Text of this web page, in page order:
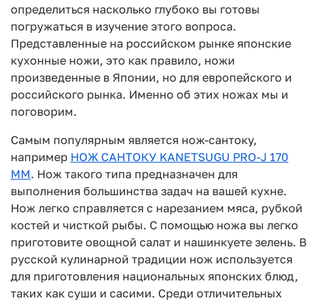
определиться насколько глубоко вы готовы
погружаться в изучение этого вопроса.
Представленные на российском рынке японские
кухонные ножи, это как правило, ножи
произведенные в Японии, но для европейского и
российского рынка. Именно об этих ножах мы и
поговорим.
Самым популярным является нож-сантоку,
например НОЖ САНТОКУ KANETSUGU PRO-J 170
ММ. Нож такого типа предназначен для
выполнения большинства задач на вашей кухне.
Нож легко справляется с нарезанием мяса, рубкой
костей и чисткой рыбы. С помощью ножа вы легко
приготовите овощной салат и нашинкуете зелень. В
русской кулинарной традиции нож используется
для приготовления национальных японских блюд,
таких как суши и сасими. Среди отличительных